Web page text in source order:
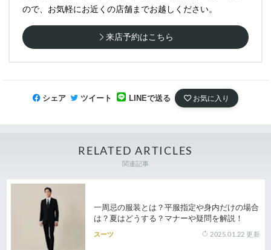
ので、お気軽にお近くの店舗までお越しください。
来店予約はこちら
シェア ツイート LINEで送る お気に入り
RELATED ARTICLES
関連記事
一周忌の服装とは？平服指定や身内だけの場合
は？夏はどうする？マナーや疑問を解説！
スーツ 2025.01.22 更新